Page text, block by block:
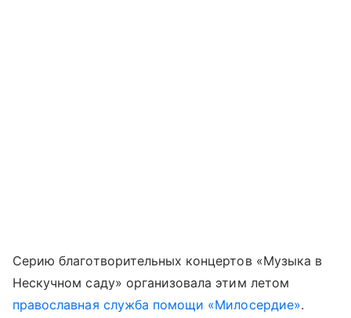
Серию благотворительных концертов «Музыка в
Нескучном саду» организовала этим летом
православная служба помощи «Милосердие».